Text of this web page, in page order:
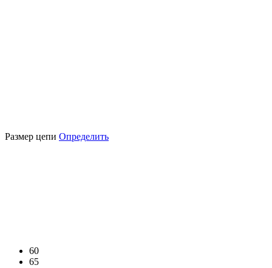
Размер цепи Определить
60
65